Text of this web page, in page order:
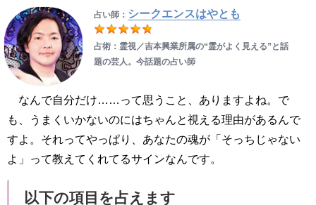
占い師： シークエンスはやとも
占術：霊視／吉本興業所属の“霊がよく見える”と話
題の芸人。今話題の占い師
なんで自分だけ……って思うこと、ありますよね。で
も、うまくいかないのにはちゃんと視える理由があるんで
すよ。それってやっぱり、あなたの魂が「そっちじゃない
よ」って教えてくれてるサインなんです。
以下の項目を占えます